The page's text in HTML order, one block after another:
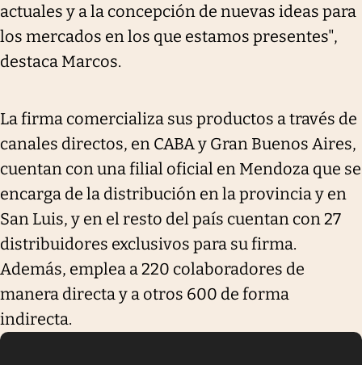
actuales y a la concepción de nuevas ideas para
los mercados en los que estamos presentes",
destaca Marcos.
La firma comercializa sus productos a través de
canales directos, en CABA y Gran Buenos Aires,
cuentan con una filial oficial en Mendoza que se
encarga de la distribución en la provincia y en
San Luis, y en el resto del país cuentan con 27
distribuidores exclusivos para su firma.
Además, emplea a 220 colaboradores de
manera directa y a otros 600 de forma
indirecta.